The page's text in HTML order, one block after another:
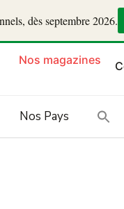
dès septembre 2026.
Nos magazines
Nos Pays